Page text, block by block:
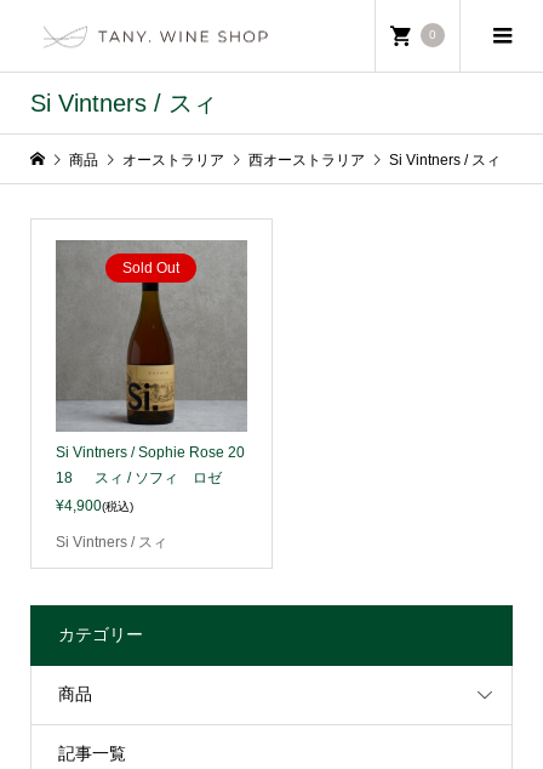
0
Si Vintners / スィ
商品 オーストラリア 西オーストラリア Si Vintners / スィ
Sold Out
Si Vintners / Sophie Rose 20
18 スィ / ソフィ ロゼ
¥4,900(税込)
Si Vintners / スィ
カテゴリー
商品
記事一覧